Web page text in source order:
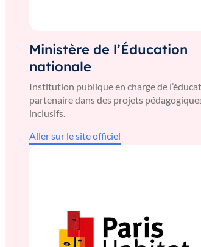
Ministère de l’Éducation
nationale
Institution publique en charge de
partenaire dans des projets
inclusifs.
Aller sur le site officiel